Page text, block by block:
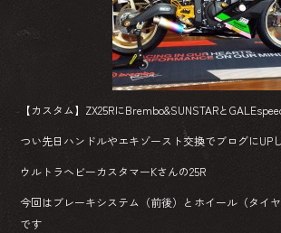
【カスタム】ZX25RにBrembo&SUNSTARと
つい先日ハンドルやエキゾースト交換でブログにUP
ウルトラヘビーカスタマーKさんの25R
今回はブレーキシステム（前後）とホイール（タイ
です